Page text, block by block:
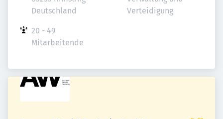
Deutschland
Verteidigung
20 - 49
Mitarbeitende